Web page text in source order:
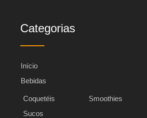
Categorias
Início
Bebidas
Coquetéis
Smoothies
Sucos